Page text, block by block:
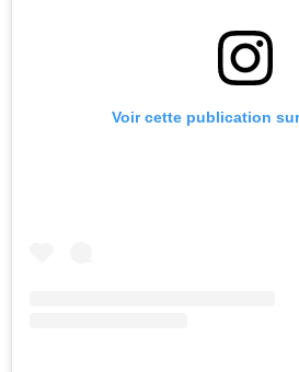
Voir cette publication